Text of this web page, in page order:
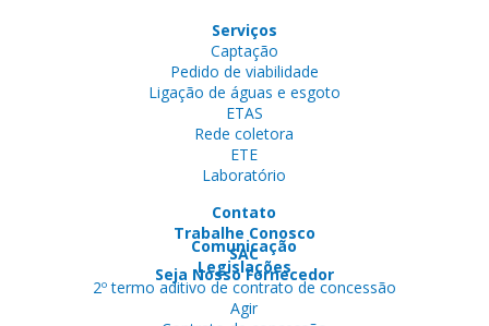
Serviços
Captação
Pedido de viabilidade
Ligação de águas e esgoto
ETAS
Rede coletora
ETE
Laboratório
Contato
Trabalhe Conosco
SAC
Seja Nosso Fornecedor
Comunicação
Legislações
2º termo aditivo de contrato de concessão
Agir